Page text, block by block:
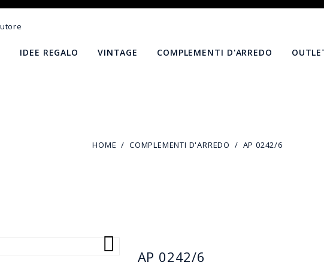
IDEE REGALO VINTAGE COMPLEMENTI D'ARREDO
HOME COMPLEMENTI D'ARREDO AP 0242/6

AP 0242/6